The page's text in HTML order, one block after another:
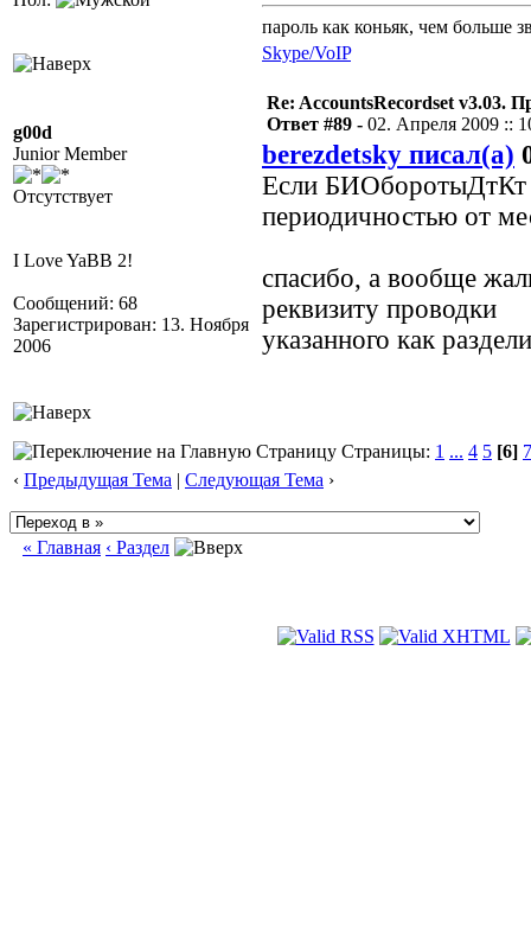
пароль как коньяк, чем больше
Skype/VoIP
g00d
Junior Member
Отсутствует
I Love YaBB 2!
Сообщений: 68
Зарегистрирован: 13. Ноября
2006
Re: AccountsRecordset v3.03.
Ответ #89 - 02. Апреля 2009 ::
berezdetsky писал(а)
Если БИОборотыДтКт
периодичностью от
спасибо, а вообще
реквизиту проводки
указанного как
Страницы: 1 ... 4 5 [6] 7
‹ Предыдущая Тема | Следующая Тема ›
« Главная ‹ Раздел